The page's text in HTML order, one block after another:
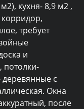
кухня- 8,9 м2 ,
требует
и
потолки-
с
Окна
после